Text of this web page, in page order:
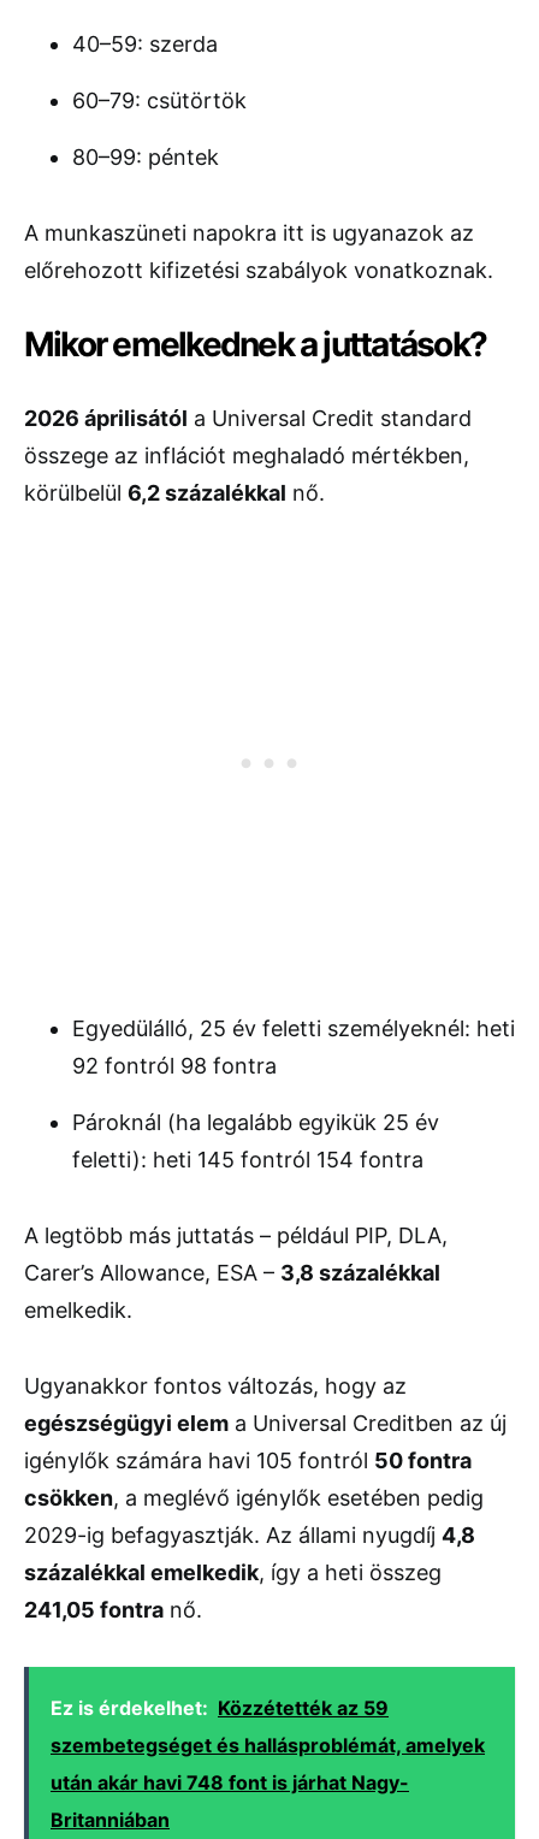
40–59: szerda
60–79: csütörtök
80–99: péntek
A munkaszüneti napokra itt is ugyanazok az
előrehozott kifizetési szabályok vonatkoznak.
Mikor emelkednek a juttatások?
2026 áprilisától a Universal Credit standard
összege az inflációt meghaladó mértékben,
körülbelül 6,2 százalékkal nő.
Egyedülálló, 25 év feletti személyeknél: heti
92 fontról 98 fontra
Pároknál (ha legalább egyikük 25 év
feletti): heti 145 fontról 154 fontra
A legtöbb más juttatás – például PIP, DLA,
Carer’s Allowance, ESA – 3,8 százalékkal
emelkedik.
Ugyanakkor fontos változás, hogy az
egészségügyi elem a Universal Creditben az új
igénylők számára havi 105 fontról 50 fontra
csökken, a meglévő igénylők esetében pedig
2029-ig befagyasztják. Az állami nyugdíj 4,8
százalékkal emelkedik, így a heti összeg
241,05 fontra nő.
Ez is érdekelhet: Közzétették az 59
szembetegséget és hallásproblémát, amelyek
után akár havi 748 font is járhat Nagy-
Britanniában